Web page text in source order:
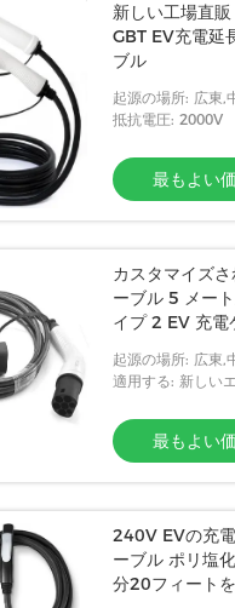
新しい工場直
GBT EV充電延
ブル
起源の場所: 広東,
抵抗電圧: 2000V
最もよい
カスタマイズ
ーブル 5 メー
イプ 2 EV 充電
起源の場所: 広東,
適用する: 新しい
最もよい
240V EVの充
ーブル ポリ塩
分20フィート